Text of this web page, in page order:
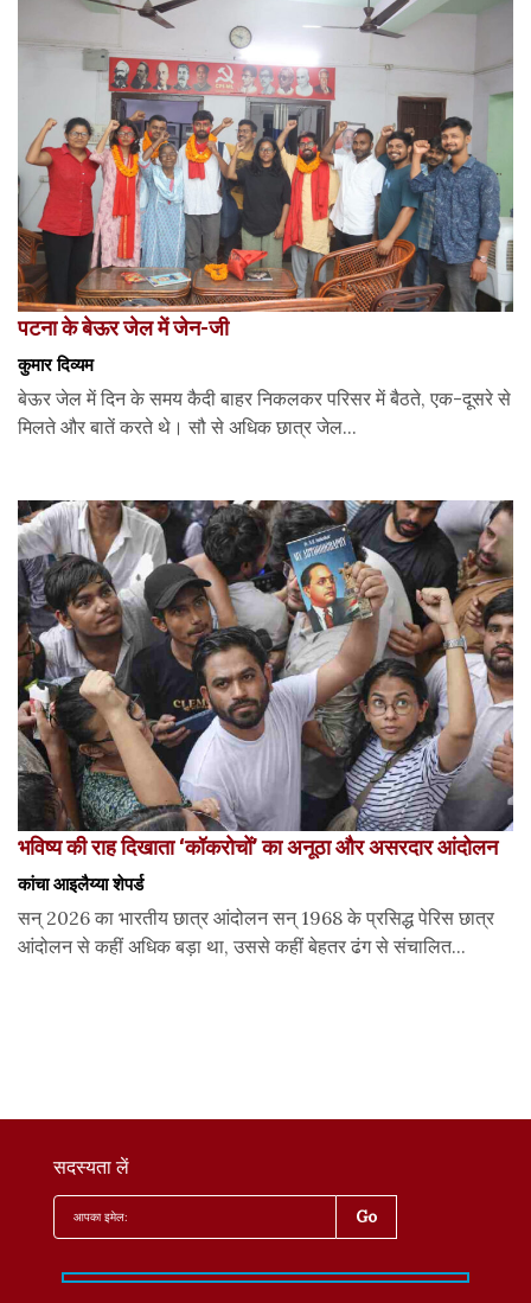
पटना के बेऊर जेल में जेन-जी
कुमार दिव्यम
बेऊर जेल में दिन के समय कैदी बाहर निकलकर परिसर में बैठते, एक-दूसरे से
मिलते और बातें करते थे। सौ से अधिक छात्र जेल...
भविष्य की राह दिखाता ‘कॉकरोचों’ का अनूठा और असरदार आंदोलन
कांचा आइलैय्या शेपर्ड
सन् 2026 का भारतीय छात्र आंदोलन सन् 1968 के प्रसिद्ध पेरिस छात्र
आंदोलन से कहीं अधिक बड़ा था, उससे कहीं बेहतर ढंग से संचालित...
सदस्यता लें